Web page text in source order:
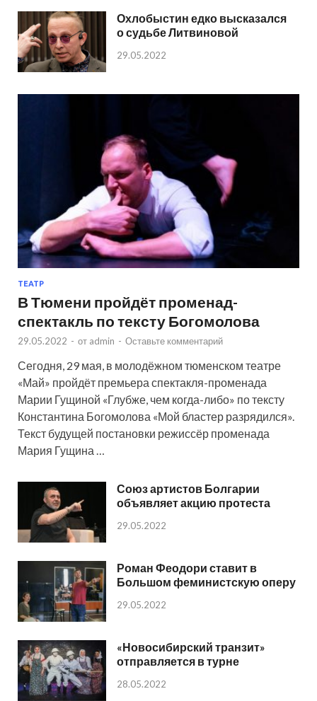
Охлобыстин едко высказался
о судьбе Литвиновой
29.05.2022
ТЕАТР
В Тюмени пройдёт променад-
спектакль по тексту Богомолова
29.05.2022 - от admin - Оставьте комментарий
Сегодня, 29 мая, в молодёжном тюменском театре
«Май» пройдёт премьера спектакля-променада
Марии Гущиной «Глубже, чем когда-либо» по тексту
Константина Богомолова «Мой бластер разрядился».
Текст будущей постановки режиссёр променада
Мария Гущина …
Союз артистов Болгарии
объявляет акцию протеста
29.05.2022
Роман Феодори ставит в
Большом феминистскую оперу
29.05.2022
«Новосибирский транзит»
отправляется в турне
28.05.2022